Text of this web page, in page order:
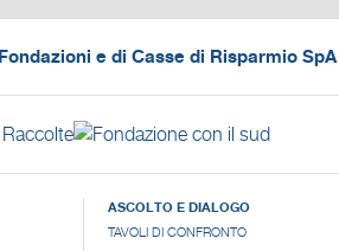
e di Casse di Risparmio
ASCOLTO E DIALOGO
TAVOLI DI CONFRONTO